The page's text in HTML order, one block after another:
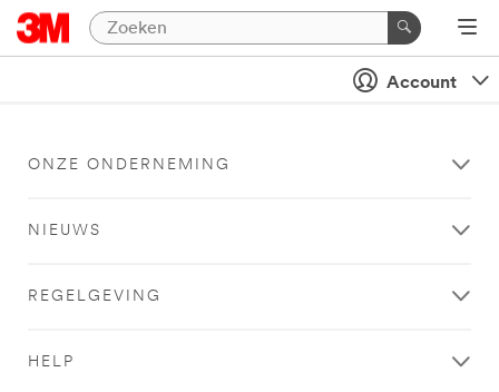
Account
ONZE ONDERNEMING
NIEUWS
REGELGEVING
HELP